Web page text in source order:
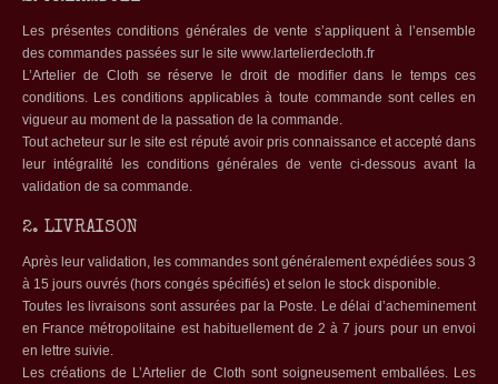
Les présentes conditions générales de vente s’appliquent à l’ensemble
des commandes passées sur le site www.lartelierdecloth.fr
L’Artelier de Cloth se réserve le droit de modifier dans le temps ces
conditions. Les conditions applicables à toute commande sont celles en
vigueur au moment de la passation de la commande.
Tout acheteur sur le site est réputé avoir pris connaissance et accepté dans
leur intégralité les conditions générales de vente ci-dessous avant la
validation de sa commande.
2. LIVRAISON
Après leur validation, les commandes sont généralement expédiées sous 3
à 15 jours ouvrés (hors congés spécifiés) et selon le stock disponible.
Toutes les livraisons sont assurées par la Poste. Le délai d’acheminement
en France métropolitaine est habituellement de 2 à 7 jours pour un envoi
en lettre suivie.
Les créations de L’Artelier de Cloth sont soigneusement emballées. Les